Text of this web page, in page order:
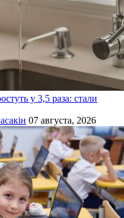
у 3,5 раза: стали
07 августа, 2026